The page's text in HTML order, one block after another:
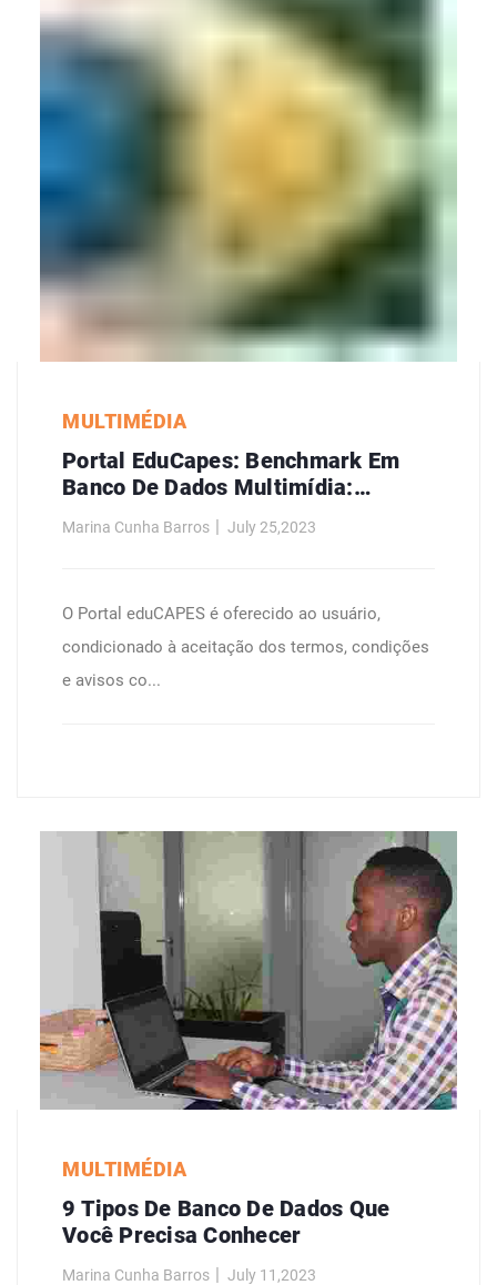
MULTIMÉDIA
Portal EduCapes: Benchmark Em
Banco De Dados Multimídia:
Análise De Desempenho Em
Recuperaçăo De Objetos Multimídia
Marina Cunha Barros July 25,2023
O Portal eduCAPES é oferecido ao usuário,
condicionado à aceitação dos termos, condições
e avisos co...
MULTIMÉDIA
9 Tipos De Banco De Dados Que
Você Precisa Conhecer
Marina Cunha Barros July 11,2023